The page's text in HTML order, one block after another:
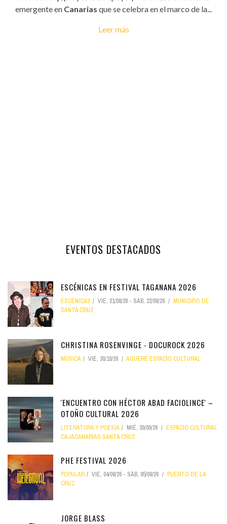
emergente en Canarias que se celebra en el marco de la...
Leer más
EVENTOS DESTACADOS
ESCÉNICAS EN FESTIVAL TAGANANA 2026
ESCÉNICAS VIE, 21/08/26 - SÁB, 22/08/26
MUNICIPIO DE
SANTA CRUZ
CHRISTINA ROSENVINGE - DOCUROCK 2026
MÚSICA VIE, 30/10/26 AGUERE ESPACIO CULTURAL
'ENCUENTRO CON HÉCTOR ABAD FACIOLINCE' –
OTOÑO CULTURAL 2026
LITERATURA Y POESÍA MIÉ, 30/09/26
ESPACIO CULTURAL
CAJACANARIAS SANTA CRUZ
PHE FESTIVAL 2026
POPULAR VIE, 04/09/26 - SÁB, 05/09/26
PUERTO DE LA
CRUZ
JORGE BLASS